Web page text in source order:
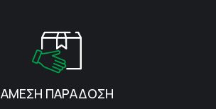
ΑΜΕΣΗ ΠΑΡΑΔΟΣΗ